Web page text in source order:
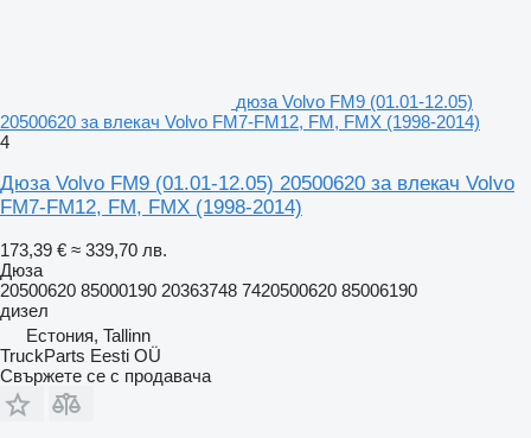
дюза Volvo FM9 (01.01-12.05)
20500620 за влекач Volvo FM7-FM12, FM, FMX (1998-2014)
4
Дюза Volvo FM9 (01.01-12.05) 20500620 за влекач Volvo
FM7-FM12, FM, FMX (1998-2014)
173,39 € ≈ 339,70 лв.
Дюза
20500620 85000190 20363748 7420500620 85006190
дизел
Естония, Tallinn
TruckParts Eesti OÜ
Свържете се с продавача